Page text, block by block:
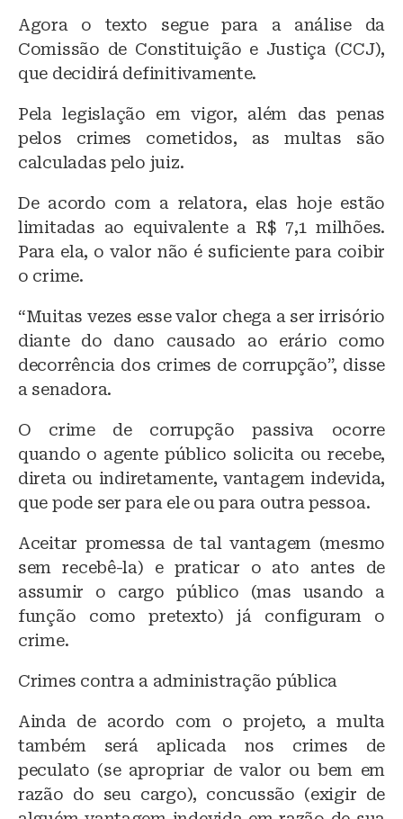
Agora o texto segue para a análise da
Comissão de Constituição e Justiça (CCJ),
que decidirá definitivamente.
Pela legislação em vigor, além das penas
pelos crimes cometidos, as multas são
calculadas pelo juiz.
De acordo com a relatora, elas hoje estão
limitadas ao equivalente a R$ 7,1 milhões.
Para ela, o valor não é suficiente para coibir
o crime.
“Muitas vezes esse valor chega a ser irrisório
diante do dano causado ao erário como
decorrência dos crimes de corrupção”, disse
a senadora.
O crime de corrupção passiva ocorre
quando o agente público solicita ou recebe,
direta ou indiretamente, vantagem indevida,
que pode ser para ele ou para outra pessoa.
Aceitar promessa de tal vantagem (mesmo
sem recebê-la) e praticar o ato antes de
assumir o cargo público (mas usando a
função como pretexto) já configuram o
crime.
Crimes contra a administração pública
Ainda de acordo com o projeto, a multa
também será aplicada nos crimes de
peculato (se apropriar de valor ou bem em
razão do seu cargo), concussão (exigir de